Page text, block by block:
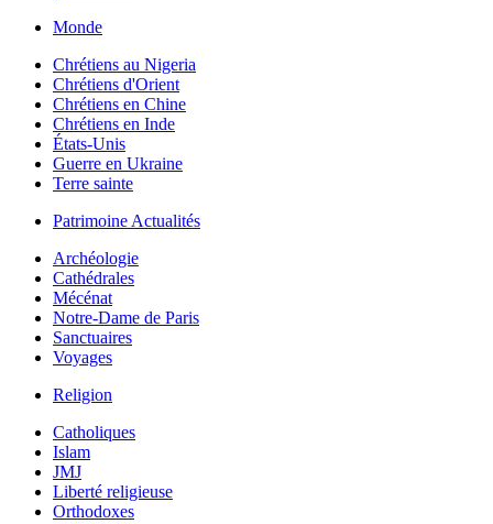
Monde
Chrétiens au Nigeria
Chrétiens d'Orient
Chrétiens en Chine
Chrétiens en Inde
États-Unis
Guerre en Ukraine
Terre sainte
Patrimoine Actualités
Archéologie
Cathédrales
Mécénat
Notre-Dame de Paris
Sanctuaires
Voyages
Religion
Catholiques
Islam
JMJ
Liberté religieuse
Orthodoxes